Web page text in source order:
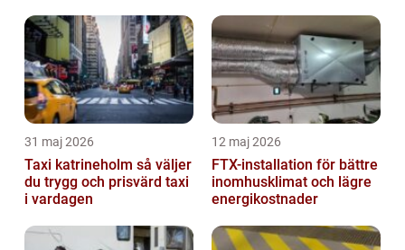
31 maj 2026
Taxi katrineholm så väljer
du trygg och prisvärd taxi
i vardagen
12 maj 2026
FTX-installation för bättre
inomhusklimat och lägre
energikostnader